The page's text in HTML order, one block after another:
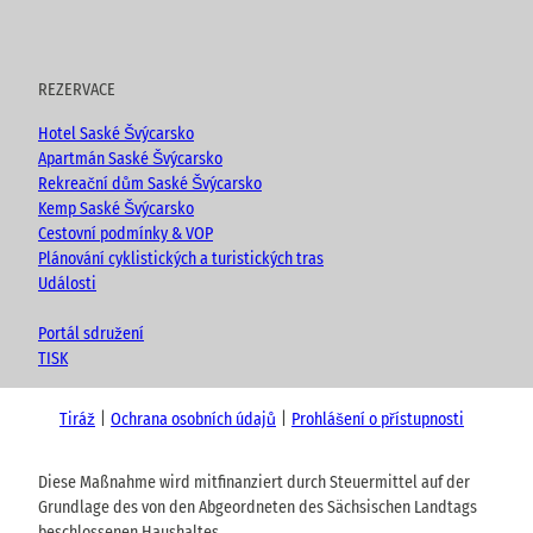
REZERVACE
Hotel Saské Švýcarsko
Apartmán Saské Švýcarsko
Rekreační dům Saské Švýcarsko
Kemp Saské Švýcarsko
Cestovní podmínky & VOP
Plánování cyklistických a turistických tras
Události
Portál sdružení
TISK
Tiráž Ochrana osobních údajů Prohlášení o přístupnosti
Diese Maßnahme wird mitfinanziert durch Steuermittel auf der
Grundlage des von den Abgeordneten des Sächsischen Landtags